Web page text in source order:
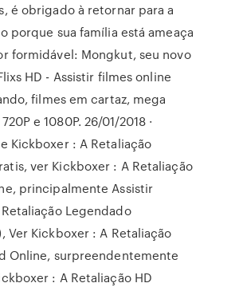
é obrigado à retornar para a
porque sua família está ameaça
formidável: Mongkut, seu novo
HD - Assistir filmes online
filmes em cartaz, mega
e 1080P. 26/01/2018 ·
Kickboxer : A Retaliação
ver Kickboxer : A Retaliação
principalmente Assistir
Legendado
Ver Kickboxer : A Retaliação
Online, surpreendentemente
: A Retaliação HD